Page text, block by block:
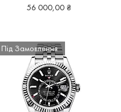
Ціна
56 000,00 ₴
Під Замовлення